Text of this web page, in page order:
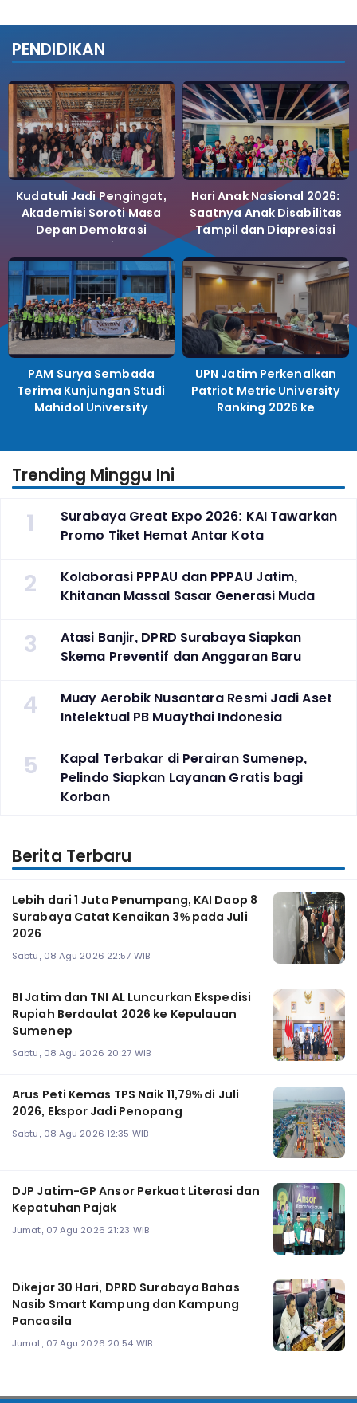
PENDIDIKAN
Kudatuli Jadi Pengingat,
Akademisi Soroti Masa
Depan Demokrasi
Indonesia
Hari Anak Nasional 2026:
Saatnya Anak Disabilitas
Tampil dan Diapresiasi
PAM Surya Sembada
Terima Kunjungan Studi
Mahidol University
UPN Jatim Perkenalkan
Patriot Metric University
Ranking 2026 ke
Perguruan Tinggi
Trending Minggu Ini
1
Surabaya Great Expo 2026: KAI Tawarkan
Promo Tiket Hemat Antar Kota
2
Kolaborasi PPPAU dan PPPAU Jatim,
Khitanan Massal Sasar Generasi Muda
3
Atasi Banjir, DPRD Surabaya Siapkan
Skema Preventif dan Anggaran Baru
4
Muay Aerobik Nusantara Resmi Jadi Aset
Intelektual PB Muaythai Indonesia
5
Kapal Terbakar di Perairan Sumenep,
Pelindo Siapkan Layanan Gratis bagi
Korban
Berita Terbaru
Lebih dari 1 Juta Penumpang, KAI Daop 8
Surabaya Catat Kenaikan 3% pada Juli
2026
Sabtu, 08 Agu 2026 22:57 WIB
BI Jatim dan TNI AL Luncurkan Ekspedisi
Rupiah Berdaulat 2026 ke Kepulauan
Sumenep
Sabtu, 08 Agu 2026 20:27 WIB
Arus Peti Kemas TPS Naik 11,79% di Juli
2026, Ekspor Jadi Penopang
Sabtu, 08 Agu 2026 12:35 WIB
DJP Jatim-GP Ansor Perkuat Literasi dan
Kepatuhan Pajak
Jumat, 07 Agu 2026 21:23 WIB
Dikejar 30 Hari, DPRD Surabaya Bahas
Nasib Smart Kampung dan Kampung
Pancasila
Jumat, 07 Agu 2026 20:54 WIB